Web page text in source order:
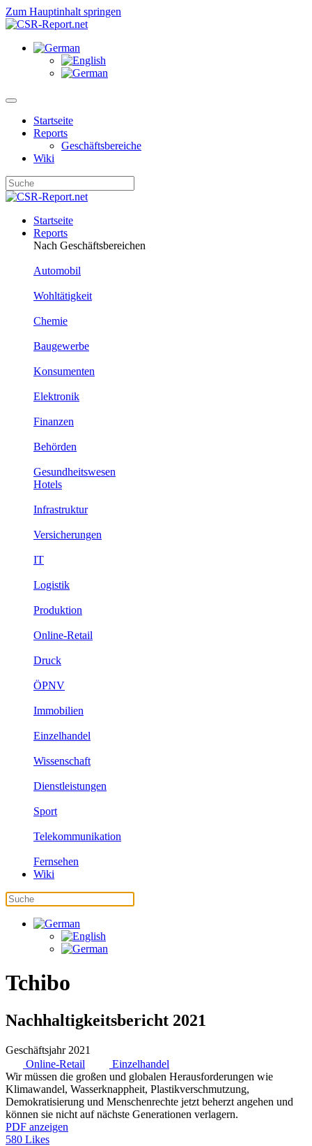
Zum Hauptinhalt springen
Startseite
Reports
Geschäftsbereiche
Wiki
Startseite
Reports
Nach Geschäftsbereichen
Automobil
Wohltätigkeit
Chemie
Baugewerbe
Konsumenten
Elektronik
Finanzen
Behörden
Gesundheitswesen
Hotels
Infrastruktur
Versicherungen
IT
Logistik
Produktion
Online-Retail
Druck
ÖPNV
Immobilien
Einzelhandel
Wissenschaft
Dienstleistungen
Sport
Telekommunikation
Fernsehen
Wiki
Tchibo
Nachhaltigkeitsbericht 2021
Geschäftsjahr 2021
Online-Retail
Einzelhandel
Wir müssen die großen und globalen Herausforderungen wie
Klimawandel, Wasserknappheit, Plastikverschmutzung,
Demokratisierung und Menschenrechte jetzt beherzt angehen und
können sie nicht auf nächste Generationen verlagern.
PDF anzeigen
580 Likes